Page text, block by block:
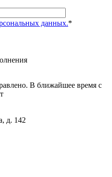
данных.*
В ближайшее время с
д. 142